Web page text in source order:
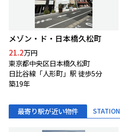
メゾン・ド・日本橋久松町
21.2万円
東京都中央区日本橋久松町
日比谷線「人形町」駅 徒歩5分
築19年
最寄り駅が近い物件 STATION